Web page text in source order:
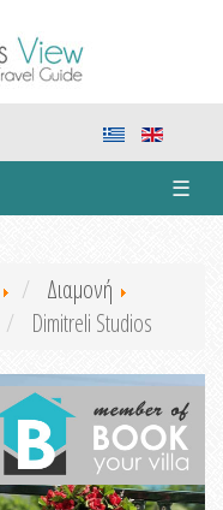
☰
Διαμονή
Dimitreli Studios